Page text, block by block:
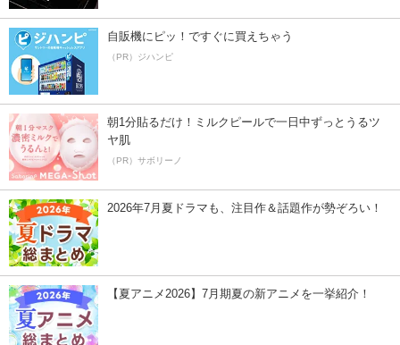
自販機にピッ！ですぐに買えちゃう
（PR）ジハンピ
朝1分貼るだけ！ミルクピールで一日中ずっとうるツ
ヤ肌
（PR）サボリーノ
2026年7月夏ドラマも、注目作＆話題作が勢ぞろい！
【夏アニメ2026】7月期夏の新アニメを一挙紹介！